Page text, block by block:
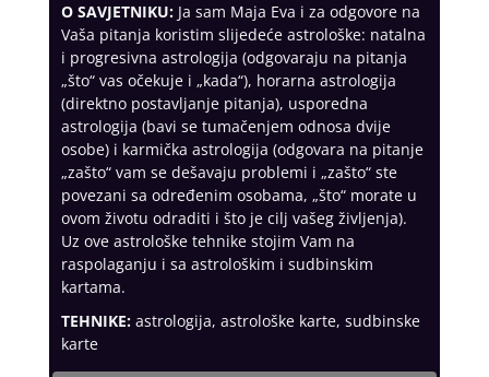
O SAVJETNIKU:Ja sam Maja Eva i za odgovore na
Vaša pitanja koristim slijedeće astrološke: natalna
i progresivna astrologija (odgovaraju na pitanja
„što“ vas očekuje i „kada“), horarna astrologija
(direktno postavljanje pitanja), usporedna
astrologija (bavi se tumačenjem odnosa dvije
osobe) i karmička astrologija (odgovara na pitanje
„zašto“ vam se dešavaju problemi i „zašto“ ste
povezani sa određenim osobama, „što“ morate u
ovom životu odraditi i što je cilj vašeg življenja).
Uz ove astrološke tehnike stojim Vam na
raspolaganju i sa astrološkim i sudbinskim
kartama.
TEHNIKE:astrologija, astrološke karte, sudbinske
karte